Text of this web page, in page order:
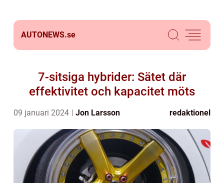
AUTONEWS.se
7-sitsiga hybrider: Sätet där
effektivitet och kapacitet möts
09 januari 2024 Jon Larsson redaktionel